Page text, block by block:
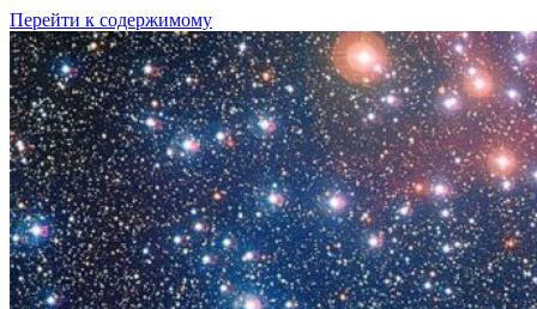
Перейти к содержимому